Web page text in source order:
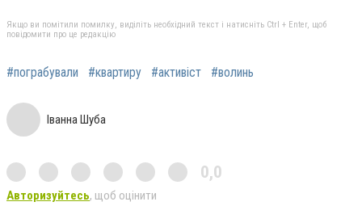
Якщо ви помітили помилку, виділіть необхідний текст і натисніть Ctrl + Enter, щоб
повідомити про це редакцію
#пограбували #квартиру #активіст #волинь
Іванна Шуба
0,0
Авторизуйтесь, щоб оцінити